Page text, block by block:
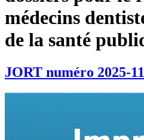
médecins
de la santé
JORT numéro 2025-